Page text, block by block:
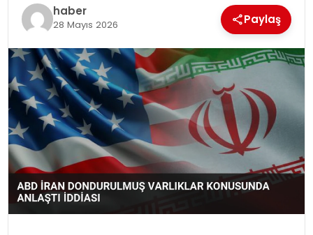
EKONOMI
DÜNYA
OTOMOBIL
haber
28 Mayıs 2026 Paylaş